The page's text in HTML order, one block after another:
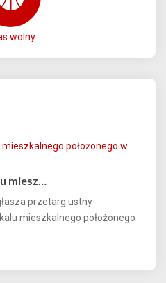
wolny
miesz…
przetarg ustny
mieszkalnego położonego